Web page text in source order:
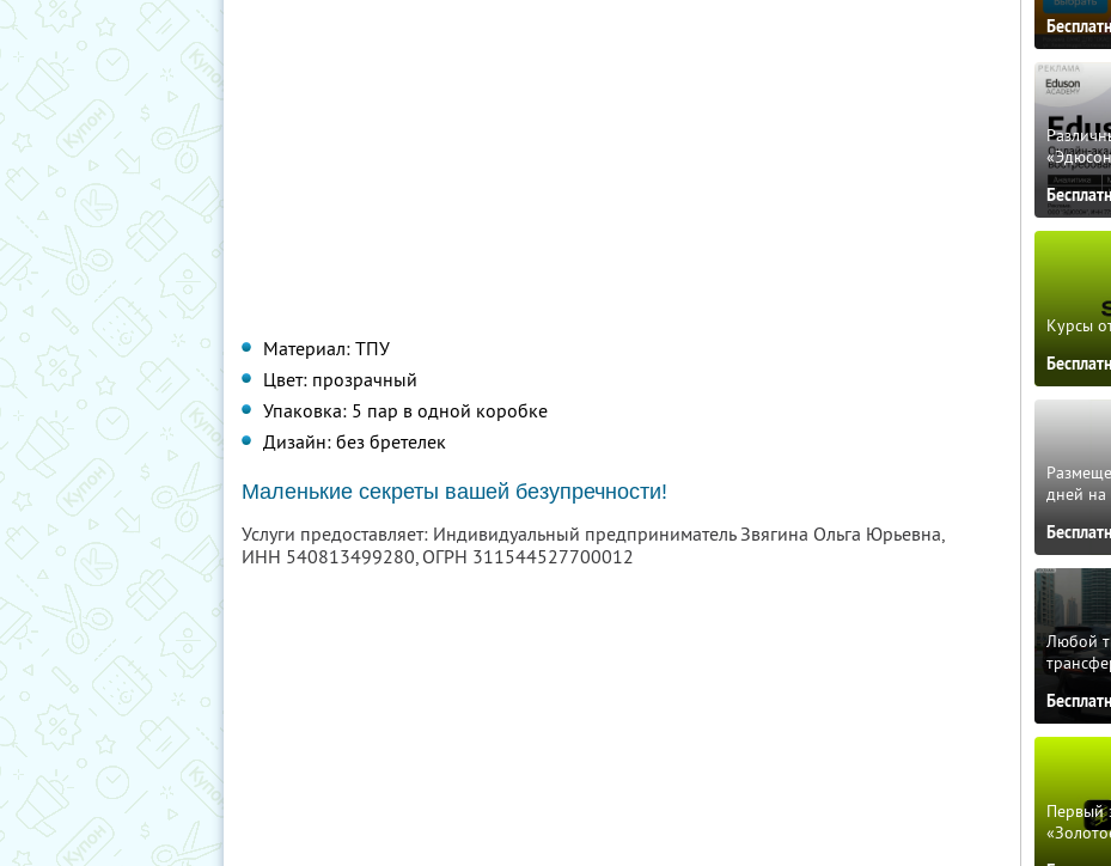
Материал: ТПУ
Цвет: прозрачный
Упаковка: 5 пар в одной коробке
Дизайн: без бретелек
Маленькие секреты вашей безупречности!
Услуги предоставляет: Индивидуальный предприниматель Звягина Ольга Юрьевна,
ИНН 540813499280, ОГРН 311544527700012
Курсы
дней на
Любой
Первый